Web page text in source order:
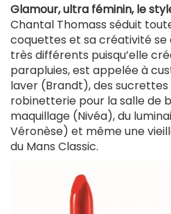
Glamour, ultra féminin, le
Chantal Thomass séduit
coquettes et sa créativité se
très différents puisqu’elle
parapluies, est appelée à
laver (Brandt), des
robinetterie pour la salle de
maquillage (Nivéa), du
Véronèse) et même une
du Mans Classic.